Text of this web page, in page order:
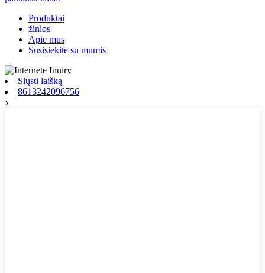
Produktai
žinios
Apie mus
Susisiekite su mumis
Siųsti laišką
8613242096756
x